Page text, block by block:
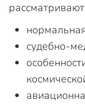
судебно-